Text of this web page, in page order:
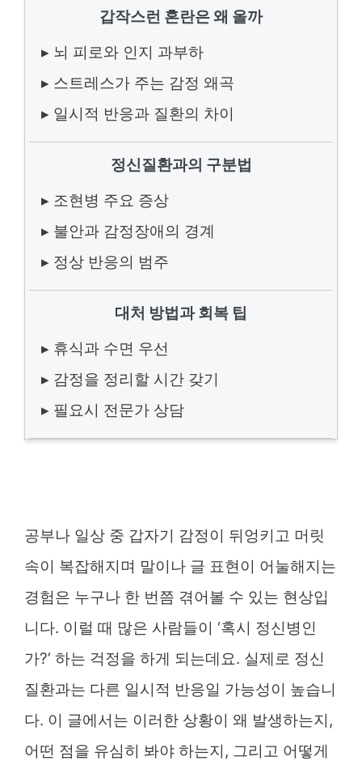
갑작스런 혼란은 왜 올까
▸ 뇌 피로와 인지 과부하
▸ 스트레스가 주는 감정 왜곡
▸ 일시적 반응과 질환의 차이
정신질환과의 구분법
▸ 조현병 주요 증상
▸ 불안과 감정장애의 경계
▸ 정상 반응의 범주
대처 방법과 회복 팁
▸ 휴식과 수면 우선
▸ 감정을 정리할 시간 갖기
▸ 필요시 전문가 상담
공부나 일상 중 갑자기 감정이 뒤엉키고 머릿
속이 복잡해지며 말이나 글 표현이 어눌해지는
경험은 누구나 한 번쯤 겪어볼 수 있는 현상입
니다. 이럴 때 많은 사람들이 ‘혹시 정신병인
가?’ 하는 걱정을 하게 되는데요. 실제로 정신
질환과는 다른 일시적 반응일 가능성이 높습니
다. 이 글에서는 이러한 상황이 왜 발생하는지,
어떤 점을 유심히 봐야 하는지, 그리고 어떻게